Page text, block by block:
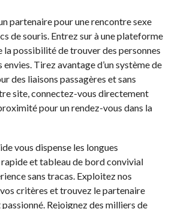
partenaire pour une rencontre sexe
de souris. Entrez sur à une plateforme
la possibilité de trouver des personnes
Tirez avantage d’un système de
des liaisons passagères et sans
site, connectez-vous directement
pour un rendez-vous dans la
vous dispense les longues
et tableau de bord convivial
sans tracas. Exploitez nos
critères et trouvez le partenaire
Rejoignez des milliers de